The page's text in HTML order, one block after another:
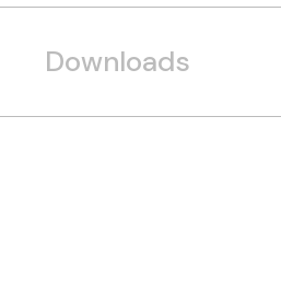
Downloads